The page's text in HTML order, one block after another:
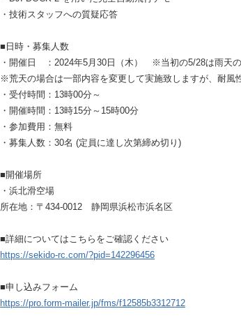
・技術スタッフへの質疑応答
■日時・募集人数
・開催日 ：2024年5月30日（木） ※当初の5/28は雨天の
※荒天の場合は一部内容を変更して実施致しますが、耐風
・受付時間：13時00分～
・開催時間：13時15分～15時00分
・参加費用：無料
・募集人数：30名 (定員に達し次第締め切り)
■開催場所
・浜北滑空場
所在地：〒434-0012 静岡県浜松市浜名区
■詳細についてはこちらをご確認ください
https://sekido-rc.com/?pid=142296456
■申し込みフォーム
https://pro.form-mailer.jp/fms/f12585b3312712